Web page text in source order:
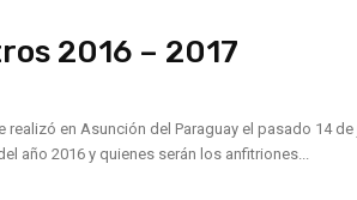
2016 – 2017
realizó en Asunción del Paraguay el pasado 14
año 2016 y quienes serán los anfitriones...